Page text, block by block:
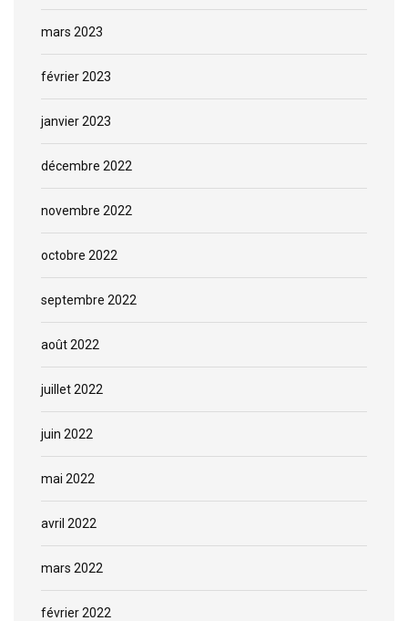
mars 2023
février 2023
janvier 2023
décembre 2022
novembre 2022
octobre 2022
septembre 2022
août 2022
juillet 2022
juin 2022
mai 2022
avril 2022
mars 2022
février 2022